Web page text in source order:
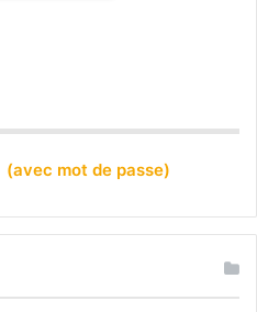
mot de passe)